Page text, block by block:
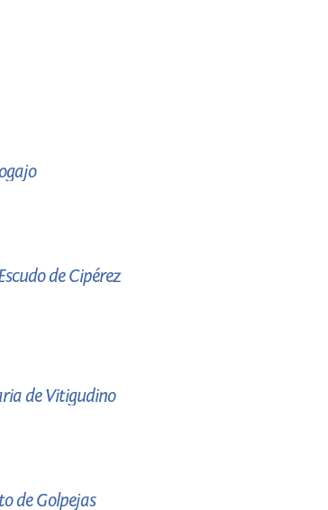
de Cipérez
de Vitigudino
de Golpejas